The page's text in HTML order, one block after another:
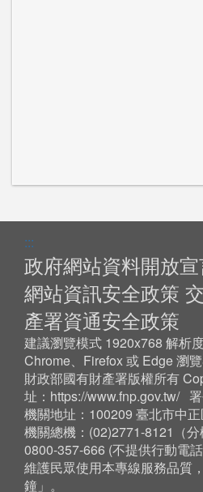
:::
政府網站資料開放
網站資訊安全政策
產署資通安全政策
建議瀏覽模式 1920x768 解析
Chrome、Firefox 或 Edge 瀏
財政部國有財產署版權所有
址： https://www.fnp.gov.tw/
機關地址：100209 臺北市中
機關總機：(02)2771-8121（分
0800-357-666 (不提供行動電
維護民眾使用本專線服務品質
鐘」。